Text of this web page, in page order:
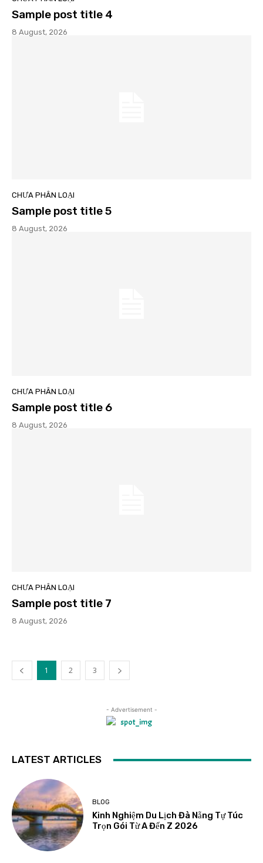
Sample post title 4
8 August, 2026
CHƯA PHÂN LOẠI
Sample post title 5
8 August, 2026
CHƯA PHÂN LOẠI
Sample post title 6
8 August, 2026
CHƯA PHÂN LOẠI
Sample post title 7
8 August, 2026
1 2 3
- Advertisement -
LATEST ARTICLES
BLOG
Kinh Nghiệm Du Lịch Đà Nẵng Tự Túc
Trọn Gói Từ A Đến Z 2026